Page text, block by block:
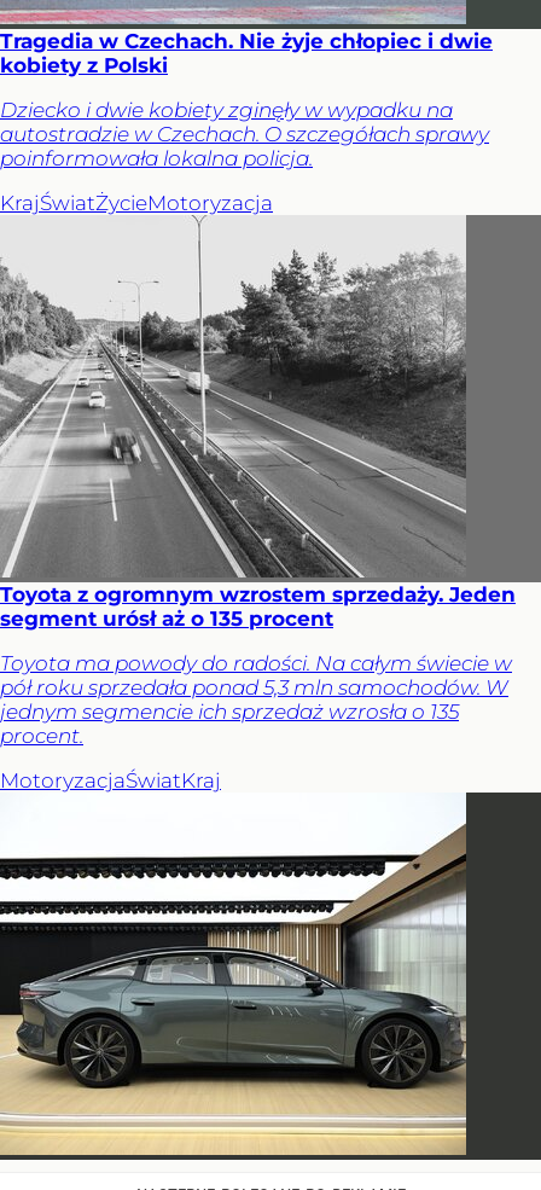
Tragedia w Czechach. Nie żyje chłopiec i dwie
kobiety z Polski
Dziecko i dwie kobiety zginęły w wypadku na
autostradzie w Czechach. O szczegółach sprawy
poinformowała lokalna policja.
KrajŚwiatŻycieMotoryzacja
Toyota z ogromnym wzrostem sprzedaży. Jeden
segment urósł aż o 135 procent
Toyota ma powody do radości. Na całym świecie w
pół roku sprzedała ponad 5,3 mln samochodów. W
jednym segmencie ich sprzedaż wzrosła o 135
procent.
MotoryzacjaŚwiatKraj